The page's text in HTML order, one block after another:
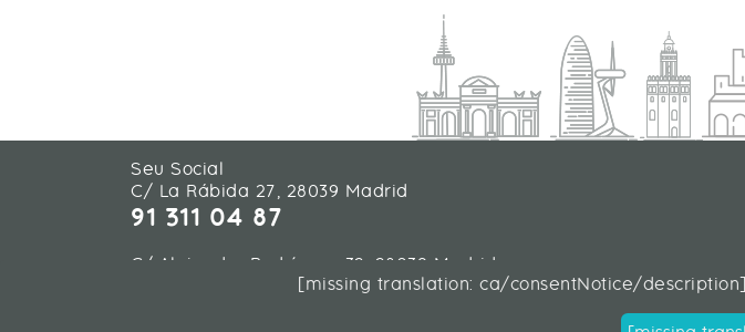
Seu Social
C/ La Rábida 27, 28039 Madrid
91 311 04 87
C/ Alejandro Rodríguez 32, 28039 Madrid
[missing translation: ca/consentNotice/description]